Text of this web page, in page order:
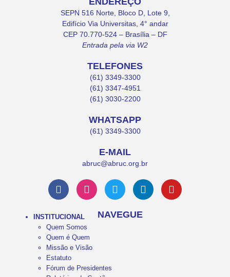
SEPN 516 Norte, Bloco D, Lote 9,
Edifício Via Universitas, 4° andar
CEP 70.770-524 – Brasília – DF
Entrada pela via W2
TELEFONES
(61) 3349-3300
(61) 3347-4951
(61) 3030-2200
WHATSAPP
(61) 3349-3300
E-MAIL
abruc@abruc.org.br
NAVEGUE
INSTITUCIONAL
Quem Somos
Quem é Quem
Missão e Visão
Estatuto
Fórum de Presidentes